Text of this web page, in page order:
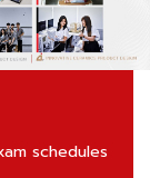
schedules